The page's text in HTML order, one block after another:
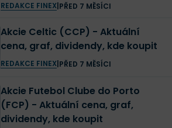
REDAKCE FINEX| PŘED 7 MĚSÍCI
Akcie Celtic (CCP) - Aktuální
cena, graf, dividendy, kde koupit
REDAKCE FINEX| PŘED 7 MĚSÍCI
Akcie Futebol Clube do Porto
(FCP) - Aktuální cena, graf,
dividendy, kde koupit